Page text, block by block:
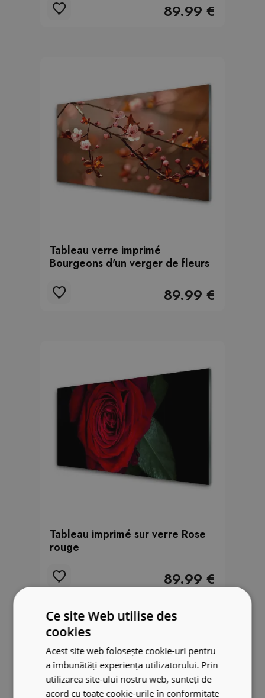
89.99 €
Tableau verre imprimé
Bourgeons d'un verger de fleurs
89.99 €
Tableau imprimé sur verre Rose
rouge
89.99 €
Ce site Web utilise des
cookies
Acest site web folosește cookie-uri pentru
a îmbunătăți experiența utilizatorului. Prin
utilizarea site-ului nostru web, sunteți de
acord cu toate cookie-urile în conformitate